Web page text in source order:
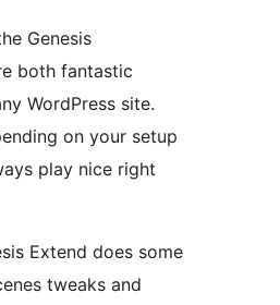
Genesis
both fantastic
WordPress site.
on your setup
play nice right
Extend does some
tweaks and